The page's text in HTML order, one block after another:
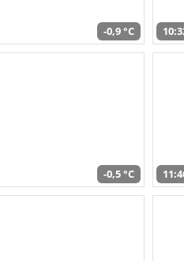
-0,9 °C
-0,5 °C